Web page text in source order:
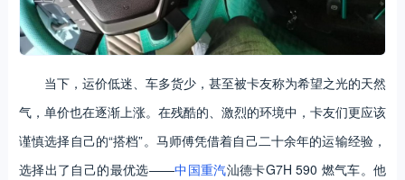
当下，运价低迷、车多货少，甚至被卡友称为希望之光的天然
气，单价也在逐渐上涨。在残酷的、激烈的环境中，卡友们更应该
谨慎选择自己的“搭档”。马师傅凭借着自己二十余年的运输经验，
选择出了自己的最优选——中国重汽汕德卡G7H 590 燃气车。他